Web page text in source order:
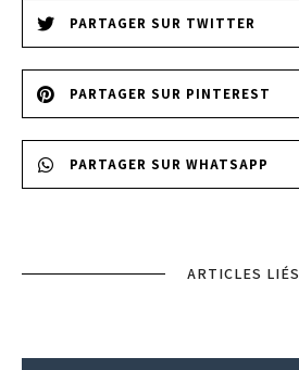
PARTAGER SUR TWITTER
PARTAGER SUR PINTEREST
PARTAGER SUR WHATSAPP
ARTICLES LIÉS